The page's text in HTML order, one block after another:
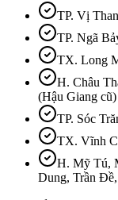
TP. Vị
TP. Ngã
TX. Long
H. Châu
(Hậu Giang cũ)
TP. Sóc
TX. Vĩnh
H. Mỹ Tú,
Dung, Trần